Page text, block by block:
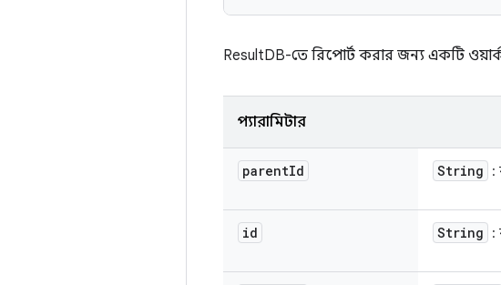
ResultDB-তে রিপোর্ট করার জন্য একটি
প্যারামিটার
parentId String :
id String :